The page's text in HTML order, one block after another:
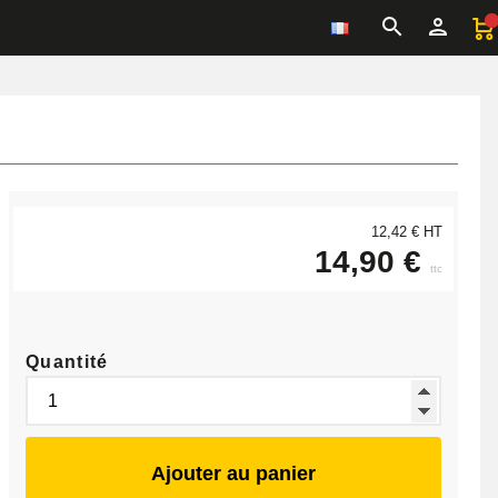
12,42 € HT
14,90 € ttc
Quantité
Ajouter au panier